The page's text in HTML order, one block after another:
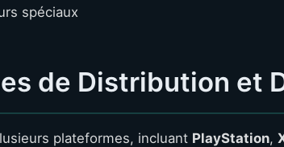
spéciaux
de Distribution et
plateformes, incluant PlayStation,